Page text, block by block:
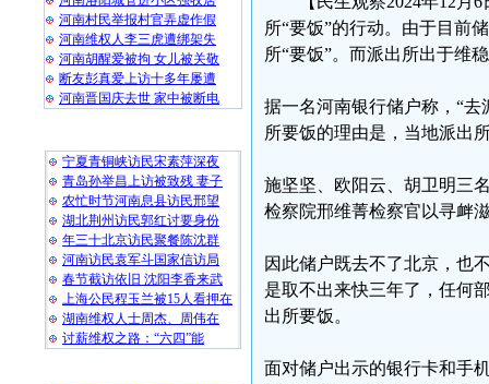
河南村民举报村官弄虚作假
河南维权人李三虎遭绑架失
河南胡醒爱被拘 女儿被关敬
断友彭真爱上访十多年屡遭
河南晋国庆去世 家中被断电
宁夏青铜峡访民宋素萍深夜
青岛孙举昌上访被致残 妻子
农忙时节河南息县访民邢望
湖北荆州访民郭红讨要身份
年三十北京访民聚餐陈沈群
河南访民袁军斗国家信访局
春节截访依旧 沈阳李香来武
上海公民程玉兰被15人看押在
湖南维权人士周杰、周伟在
讨薪维权之路：“六四”能
所“要饭”的行动。由于目前
所“要饭”。而派出所出于维
据一名河南银行储户称，“
所要饭的理由是，当地派出
施坚坚、欧阳云、胡卫明三
检察院邢维菁检察官以寻衅
因此储户既去不了北京，也
是取不出来快三年了，任何
出所要饭。
面对储户出示的银行卡和手